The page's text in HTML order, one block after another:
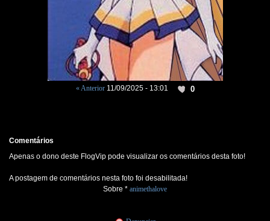
« Anterior11/09/2025 - 13:01 0
Comentários
Apenas o dono deste FlogVip pode visualizar os comentários desta foto!
A postagem de comentários nesta foto foi desabilitada!
Sobre * animethalove